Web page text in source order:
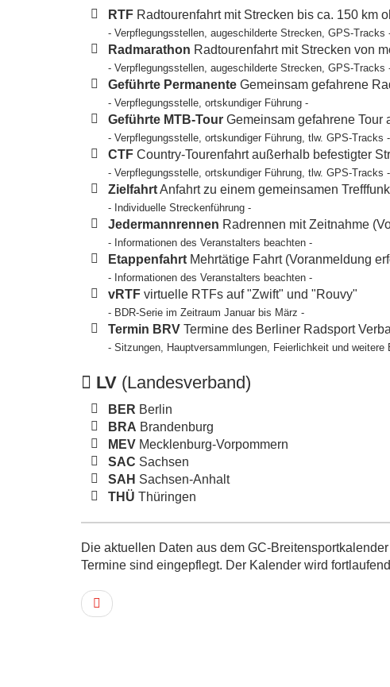
RTF Radtourenfahrt mit Strecken bis ca. 150 km
- Verpflegungsstellen, augeschilderte Strecken, GPS-Tracks
Radmarathon Radtourenfahrt mit Strecken von
- Verpflegungsstellen, augeschilderte Strecken, GPS-Tracks
Geführte Permanente Gemeinsam gefahrene
- Verpflegungsstelle, ortskundiger Führung -
Geführte MTB-Tour Gemeinsam gefahrene Tour
- Verpflegungsstelle, ortskundiger Führung, tlw. GPS-Tracks -
CTF Country-Tourenfahrt außerhalb befestigter
- Verpflegungsstelle, ortskundiger Führung, tlw. GPS-Tracks -
ZielfahrtAnfahrt zu einem gemeinsamen
- Individuelle Streckenführung -
Jedermannrennen Radrennen mit Zeitnahme
- Informationen des Veranstalters beachten -
Etappenfahrt Mehrtätige Fahrt (Voranmeldung
- Informationen des Veranstalters beachten -
vRTF virtuelle RTFs auf "Zwift" und "Rouvy"
- BDR-Serie im Zeitraum Januar bis März -
Termin BRV Termine des Berliner Radsport
- Sitzungen, Hauptversammlungen, Feierlichkeit und weitere
LV (Landesverband)
BER Berlin
BRA Brandenburg
MEV Mecklenburg-Vorpommern
SAC Sachsen
SAH Sachsen-Anhalt
THÜ Thüringen
Die aktuellen Daten aus dem GC-
Termine sind eingepflegt. Der Kalender wird